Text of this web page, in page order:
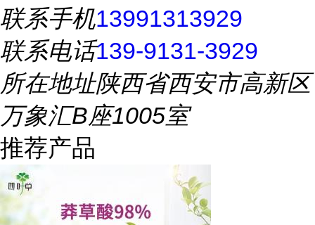
联系手机13991313929
联系电话139-9131-3929
所在地址陕西省西安市高新区
万象汇B座1005室
推荐产品